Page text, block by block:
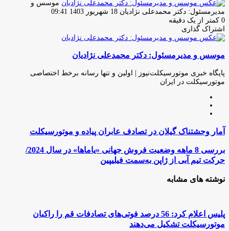
موسس و
مدیرمسئول: دکتر محمدعلی نژادیان ارسال
18 شهریور 1403 09:41
0 کمتر از یک دقیقه
اشتراک گذاری
فیس
توئیتر
لینکدین
واتس
تلگرام
اشتراک
از
ایمیل
چاپ
موسس و مدیرمسئول: دکتر محمدعلی نژادیان
پایگاه خبری موتورسیکلت‌نیوز | اولین و تنها رسانه برخط اختصاصی
موتورسیکلت در ایران
آمار
گیلان
در
تصادف
پیاده
آمار وحشتناک گیلان در تصادف عابران پیاده و موتورسیکلت
بررسی
ماهه
فروش
در
سال
2024/
بررسی 8 ماهه وضعیت فروش جهانی «یاماها» در سال 2024/
حرکت تیم آبی از ژاپن به‌سمت فیلیپین
نوشته های مشابه
پلیس اعلام کرد: 56 درصد فوتی‌های تصادفات قم را راکبان
موتورسیکلت تشکیل می‌دهند